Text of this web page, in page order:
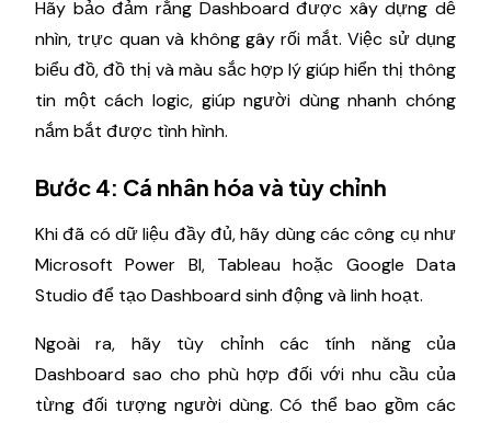
Hãy bảo đảm rằng Dashboard được xây dựng dễ
nhìn, trực quan và không gây rối mắt. Việc sử dụng
biểu đồ, đồ thị và màu sắc hợp lý giúp hiển thị thông
tin một cách logic, giúp người dùng nhanh chóng
nắm bắt được tình hình.
Bước 4: Cá nhân hóa và tùy chỉnh
Khi đã có dữ liệu đầy đủ, hãy dùng các công cụ như
Microsoft Power BI, Tableau hoặc Google Data
Studio để tạo Dashboard sinh động và linh hoạt.
Ngoài ra, hãy tùy chỉnh các tính năng của
Dashboard sao cho phù hợp đối với nhu cầu của
từng đối tượng người dùng. Có thể bao gồm các